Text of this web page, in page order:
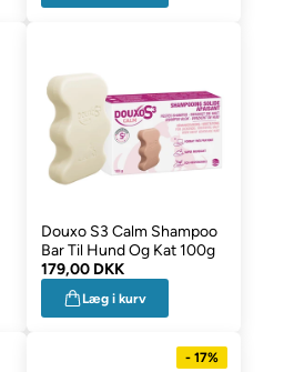
Douxo S3 Calm Shampoo
Bar Til Hund Og Kat 100g
179,00 DKK
Læg i kurv
- 17%